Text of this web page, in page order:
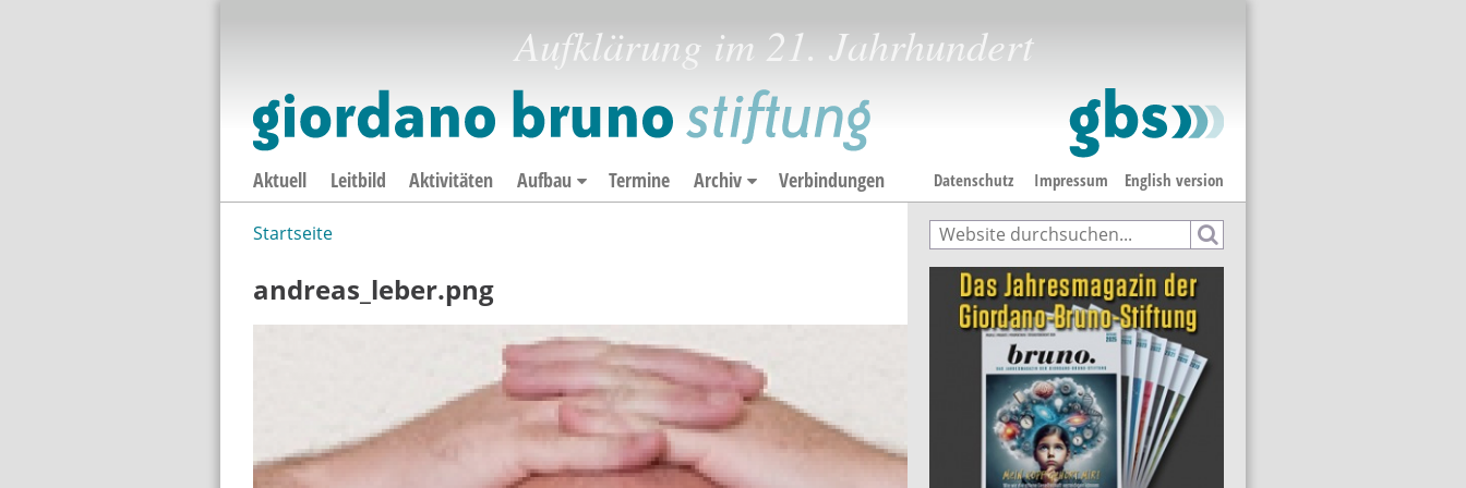
Aufklärung im 21. Jahrhundert
English version
Aktuell Leitbild Aktivitäten Aufbau Termine Archiv Verbindungen Datenschutz Impressum
Startseite
andreas_leber.png
Suchformular
Suche